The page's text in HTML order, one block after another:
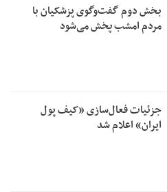
بخش دوم گفت‌وگوی پزشکیان با
مردم امشب پخش می‌شود
جزئیات فعال‌سازی «کیف پول
ایران» اعلام شد